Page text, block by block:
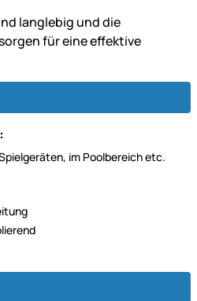
langlebig und die
für eine effektive
im Poolbereich etc.